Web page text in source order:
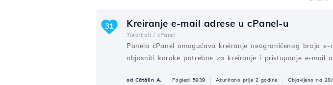
Kreiranje e-mail adrese u cPanel-u
Tutorijali / cPanel
Panela cPanel omogućava kreiranje neograničenog broja
objasniti korake potrebne za kreiranje i pristupanje e-mail
31
od Cătălin A. Pogledi 5939 Ažurirano prije 2 godine Objavljeno na